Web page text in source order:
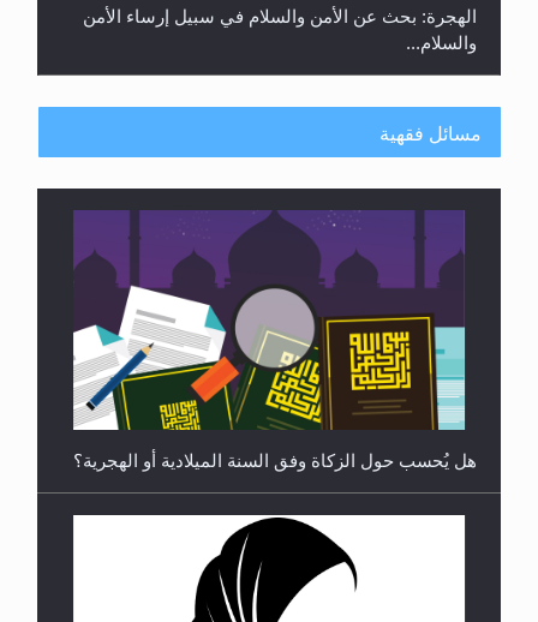
الهجرة: بحث عن الأمن والسلام في سبيل إرساء الأمن
والسلام...
رأيٌ في لغة المسيح الموعود عليه السلام ..«3» نظرة
في شعر المسيح الموعود عليه السلام.....
مسائل فقهية
هل يُحسب حول الزكاة وفق السنة الميلادية أو الهجرية؟